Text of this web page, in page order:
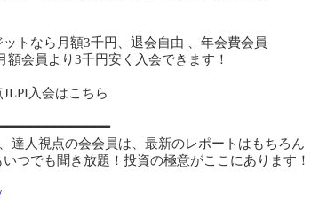
トなら月額3千円、退会自由 、年会費会員
額会員より3千円安く入会できます！
JLPI入会はこちら
達人視点の会会員は、最新のレポートはもちろん
つでも聞き放題！投資の極意がここにあります！